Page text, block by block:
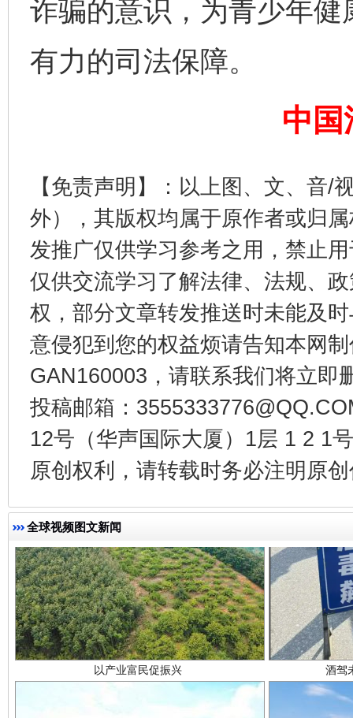
诈骗的意识，为青少年
有力的司法保障。
中国
【免责声明】：以上图、文、音/
外），其版权均属于原作者或归
发推广仅供学习参考之用，禁止
仅供交流学习了解法律、法规、
权，部分文章转发推送时未能及
意侵犯到您的权益烦请告知本网
GAN160003，请联系我们将立即
投稿邮箱：
12号（华声国际大厦）1层 1 2 1
原创权利，请转载时务必注明原
全球视频图文新闻
一批国家标准开始实施 从
以产业富民促振兴 酒驾